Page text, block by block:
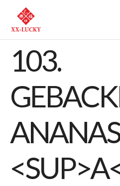
103.
ANANAS